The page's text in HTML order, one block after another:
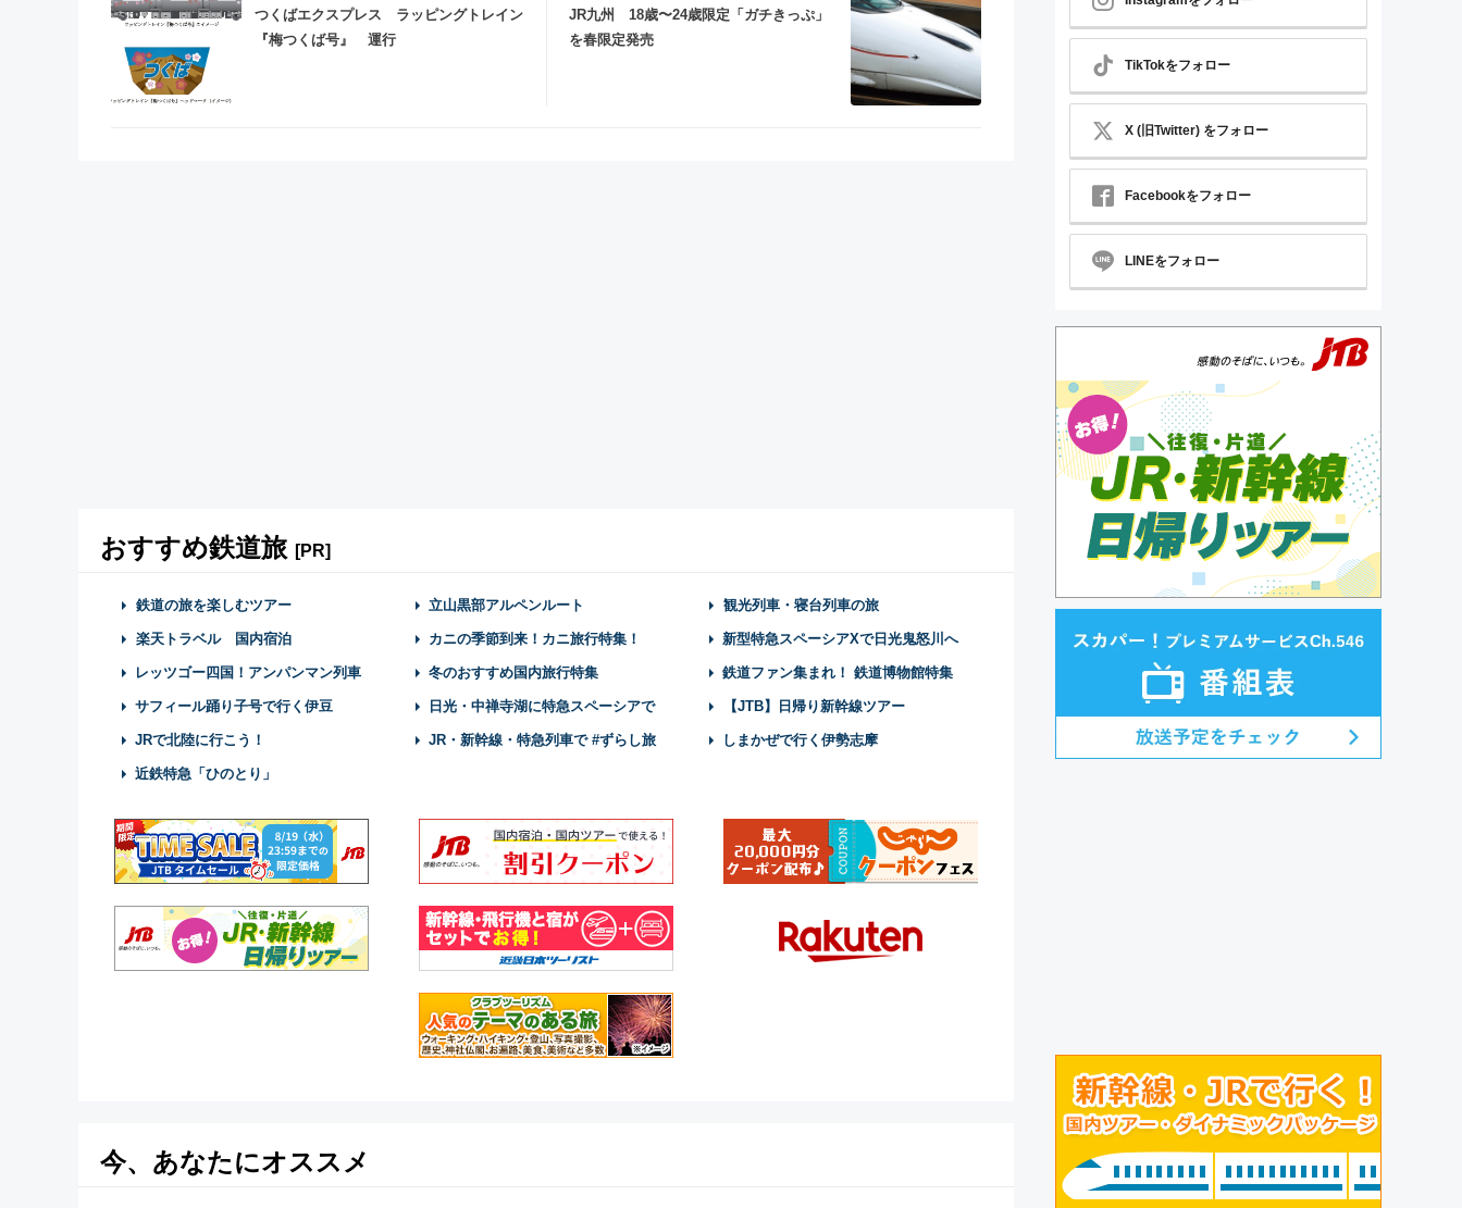
つくばエクスプレス ラッピングトレイン
『梅つくば号』 運行
JR九州 18歳〜24歳限定「ガチきっぷ」
を春限定発売
おすすめ鉄道旅 [PR]
鉄道の旅を楽しむツアー 立山黒部アルペンルート 観光列車・寝台列車の旅
楽天トラベル 国内宿泊 カニの季節到来！カニ旅行特集！ 新型特急スペーシアXで日光鬼怒川へ
レッツゴー四国！アンパンマン列車 冬のおすすめ国内旅行特集 鉄道ファン集まれ！ 鉄道博物館特集
サフィール踊り子号で行く伊豆 日光・中禅寺湖に特急スペーシアで 【JTB】日帰り新幹線ツアー
JRで北陸に行こう！ JR・新幹線・特急列車で #ずらし旅 しまかぜで行く伊勢志摩
近鉄特急「ひのとり」
今、あなたにオススメ
TikTokをフォロー
X (旧Twitter) をフォロー
Facebookをフォロー
LINEをフォロー